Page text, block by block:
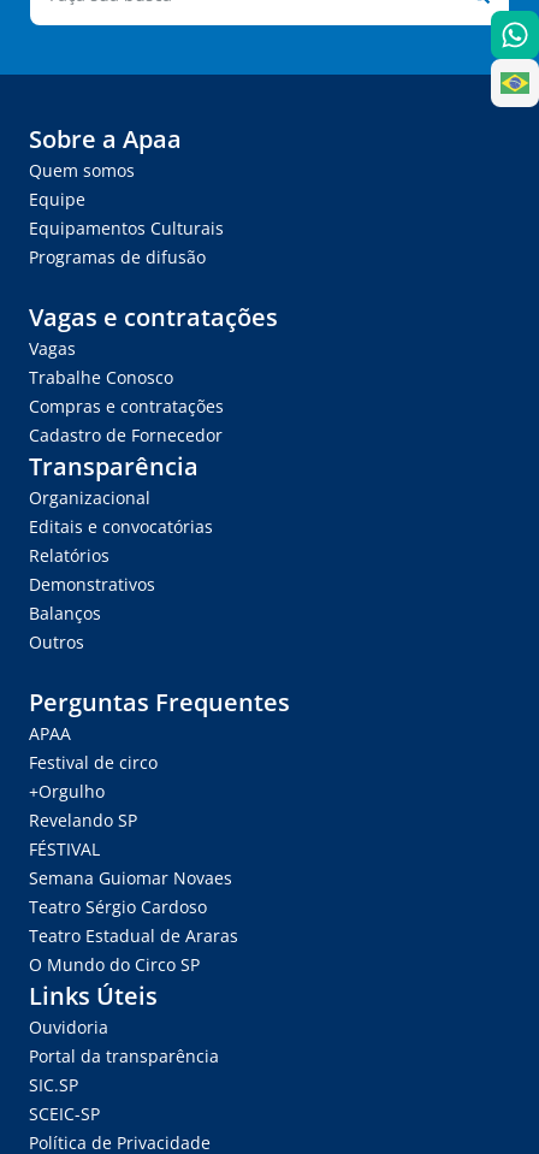
Sobre a Apaa
Quem somos
Equipe
Equipamentos Culturais
Programas de difusão
Vagas e contratações
Vagas
Trabalhe Conosco
Compras e contratações
Cadastro de Fornecedor
Transparência
Organizacional
Editais e convocatórias
Relatórios
Demonstrativos
Balanços
Outros
Perguntas Frequentes
APAA
Festival de circo
+Orgulho
Revelando SP
FÉSTIVAL
Semana Guiomar Novaes
Teatro Sérgio Cardoso
Teatro Estadual de Araras
O Mundo do Circo SP
Links Úteis
Ouvidoria
Portal da transparência
SIC.SP
SCEIC-SP
Política de Privacidade